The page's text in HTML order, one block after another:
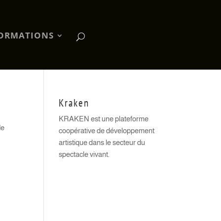
Kraken
KRAKEN est une plateforme
coopérative de développement
artistique dans le secteur du
spectacle vivant.